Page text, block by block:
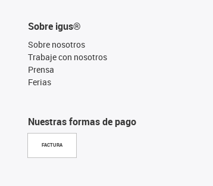
Sobre igus®
Sobre nosotros
Trabaje con nosotros
Prensa
Ferias
Nuestras formas de pago
FACTURA